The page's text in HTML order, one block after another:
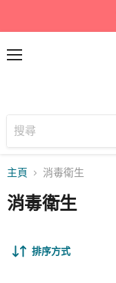
主頁 消毒衛生
消毒衛生
排序方式